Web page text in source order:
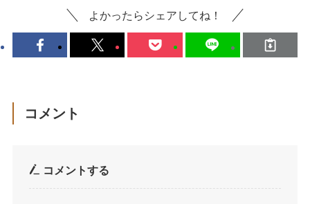
よかったらシェアしてね！
コメント
コメントする